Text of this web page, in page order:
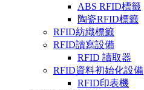
ABS RFID標籤
陶瓷RFID標籤
RFID紡織標籤
RFID讀寫設備
RFID 讀取器
RFID資料初始化設備
RFID印表機